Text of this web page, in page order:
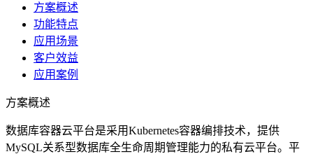
方案概述
功能特点
应用场景
客户效益
应用案例
方案概述
数据库容器云平台是采用Kubernetes容器编排技术，提供
MySQL关系型数据库全生命周期管理能力的私有云平台。平